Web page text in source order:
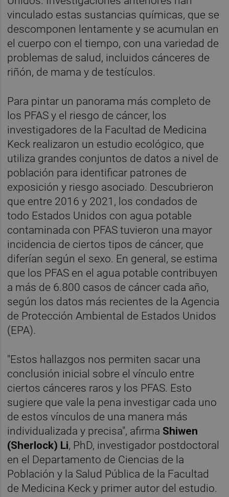
vinculado estas sustancias químicas, que se
descomponen lentamente y se acumulan en
el cuerpo con el tiempo, con una variedad de
problemas de salud, incluidos cánceres de
riñón, de mama y de testículos.
Para pintar un panorama más completo de
los PFAS y el riesgo de cáncer, los
investigadores de la Facultad de Medicina
Keck realizaron un estudio ecológico, que
utiliza grandes conjuntos de datos a nivel de
población para identificar patrones de
exposición y riesgo asociado. Descubrieron
que entre 2016 y 2021, los condados de
todo Estados Unidos con agua potable
contaminada con PFAS tuvieron una mayor
incidencia de ciertos tipos de cáncer, que
diferían según el sexo. En general, se estima
que los PFAS en el agua potable contribuyen
a más de 6.800 casos de cáncer cada año,
según los datos más recientes de la Agencia
de Protección Ambiental de Estados Unidos
(EPA).
"Estos hallazgos nos permiten sacar una
conclusión inicial sobre el vínculo entre
ciertos cánceres raros y los PFAS. Esto
sugiere que vale la pena investigar cada uno
de estos vínculos de una manera más
individualizada y precisa", afirma Shiwen
(Sherlock) Li, PhD, investigador postdoctoral
en el Departamento de Ciencias de la
Población y la Salud Pública de la Facultad
de Medicina Keck y primer autor del estudio.